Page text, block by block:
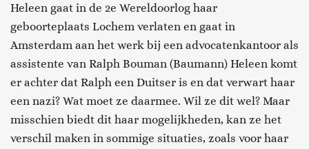
Heleen gaat in de 2e Wereldoorlog haar
geboorteplaats Lochem verlaten en gaat in
Amsterdam aan het werk bij een advocatenkantoor als
assistente van Ralph Bouman (Baumann) Heleen komt
er achter dat Ralph een Duitser is en dat verwart haar
een nazi? Wat moet ze daarmee. Wil ze dit wel? Maar
misschien biedt dit haar mogelijkheden, kan ze het
verschil maken in sommige situaties, zoals voor haar